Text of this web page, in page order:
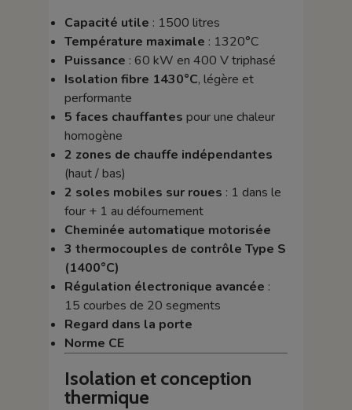
Capacité utile : 1500 litres
Température maximale : 1320°C
Puissance : 60 kW en 400 V triphasé
Isolation fibre 1430°C, légère et
performante
5 faces chauffantes pour une chaleur
homogène
2 zones de chauffe indépendantes
(haut / bas)
2 soles mobiles sur roues : 1 dans le
four + 1 au défournement
Cheminée automatique motorisée
3 thermocouples de contrôle Type S
(1400°C)
Régulation électronique avancée :
15 courbes de 20 segments
Regard dans la porte
Norme CE
Isolation et conception
thermique